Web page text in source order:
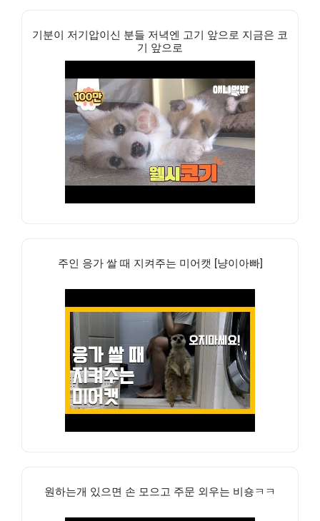
기분이 저기압이신 분들 저녁엔 고기 앞으로 지금은 코
기 앞으로
주인 응가 쌀 때 지켜주는 미어캣 [냥이아빠]
원하는개 있으면 손 모으고 주문 외우는 비숑ㅋㅋ